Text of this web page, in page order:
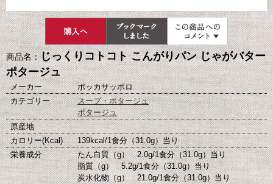
商品名：じっくりコトコト こんがりパン じゃがバター
ポタージュ
メーカー
ポッカサッポロ
カテゴリー
スープ・ポタージュ
ポタージュ
原産地
カロリー(Kcal)
139kcal/1食分（31.0g）当り
栄養成分
たん白質（g） 2.0g/1食分（31.0g）当り
脂質（g） 5.2g/1食分（31.0g）当り
炭水化物（g） 21.0g/1食分（31.0g）当り